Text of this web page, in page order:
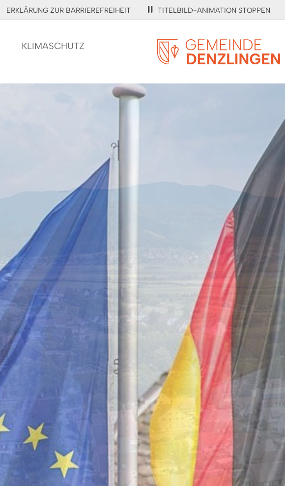
ERKLÄRUNG ZUR BARRIEREFREIHEIT TITELBILD-ANIMATION STOPPEN
KLIMASCHUTZ